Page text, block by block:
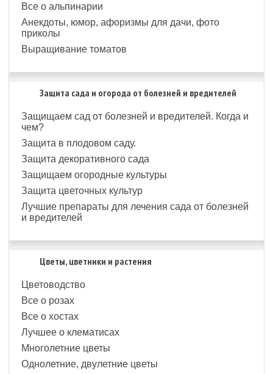
Все о альпинарии
Анекдоты, юмор, афоризмы для дачи, фото
приколы
Выращивание томатов
Защита сада и огорода от болезней и вредителей
Защищаем сад от болезней и вредителей. Когда и
чем?
Защита в плодовом саду.
Защита декоративного сада
Защищаем огородные культуры
Защита цветочных культур
Лучшие препараты для лечения сада от болезней
и вредителей
Цветы, цветники и растения
Цветоводство
Все о розах
Все о хостах
Лучшее о клематисах
Многолетние цветы
Однолетние, двулетние цветы